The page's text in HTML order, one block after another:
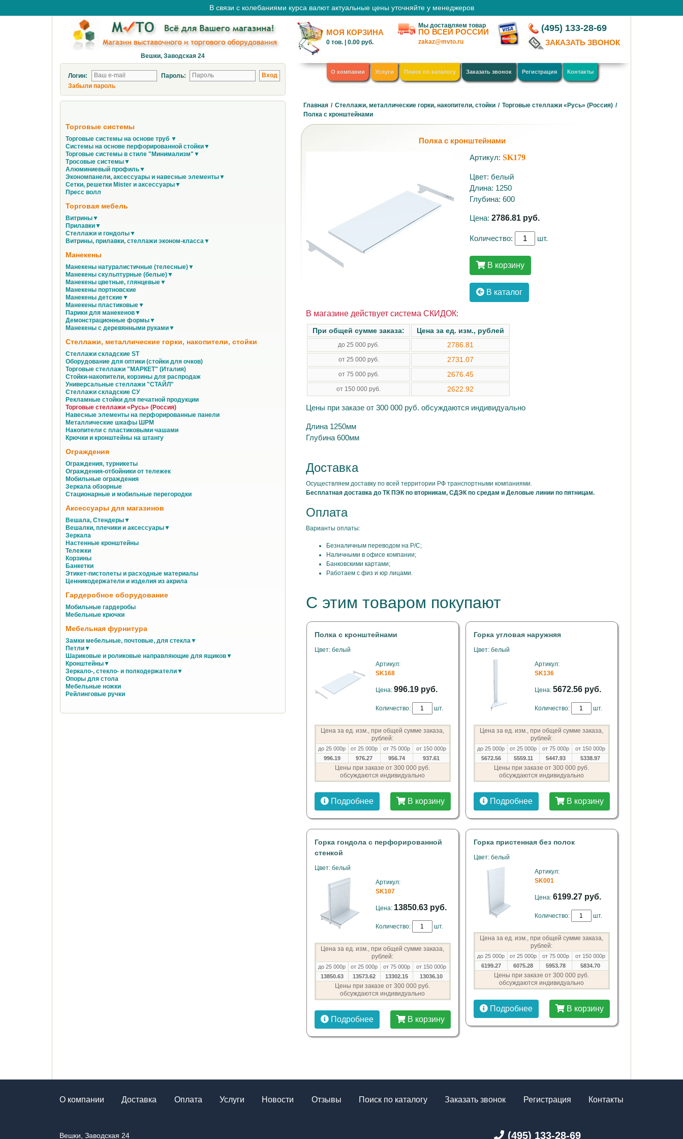
В связи с колебаниями курса валют актуальные цены уточняйте у менеджеров
Вешки, Заводская 24
МОЯ КОРЗИНА
0 тов. |0.00 руб.
Мы доставляем товар
ПО ВСЕЙ РОССИИ
zakaz@mvto.ru
(495) 133-28-69
ЗАКАЗАТЬ ЗВОНОК
Логин:
Пароль:
Забыли пароль
О компании Услуги Поиск по каталогу Заказать звонок Регистрация Контакты
Торговые системы
Торговые системы на основе труб ▼
Системы на основе перфорированной стойки▼
Торговые системы в стиле "Минимализм"▼
Тросовые системы▼
Алюминиевый профиль▼
Экономпанели, аксессуары и навесные элементы▼
Сетки, решетки Mister и аксессуары▼
Пресс волл
Торговая мебель
Витрины▼
Прилавки▼
Стеллажи и гондолы▼
Витрины, прилавки, стеллажи эконом-класса▼
Манекены
Манекены натуралистичные (телесные)▼
Манекены скульптурные (белые)▼
Манекены цветные, глянцевые▼
Манекены портновские
Манекены детские▼
Манекены пластиковые▼
Парики для манекенов▼
Демонстрационные формы▼
Манекены с деревянными руками▼
Стеллажи, металлические горки, накопители, стойки
Стеллажи складские ST
Оборудование для оптики (стойки для очков)
Торговые стеллажи "МАРКЕТ" (Италия)
Стойки-накопители, корзины для распродаж
Универсальные стеллажи "СТАЙЛ"
Стеллажи складские СУ
Рекламные стойки для печатной продукции
Торговые стеллажи «Русь» (Россия)
Навесные элементы на перфорированные панели
Металлические шкафы ШРМ
Накопители с пластиковыми чашами
Крючки и кронштейны на штангу
Ограждения
Ограждения, турникеты
Ограждения-отбойники от тележек
Мобильные ограждения
Зеркала обзорные
Стационарные и мобильные перегородки
Аксессуары для магазинов
Вешала, Стендеры▼
Вешалки, плечики и аксессуары▼
Зеркала
Настенные кронштейны
Тележки
Корзины
Банкетки
Этикет-пистолеты и расходные материалы
Ценникодержатели и изделия из акрила
Гардеробное оборудование
Мобильные гардеробы
Мебельные крючки
Мебельная фурнитура
Замки мебельные, почтовые, для стекла▼
Петли▼
Шариковые и роликовые направляющие для ящиков▼
Кронштейны▼
Зеркало-, стекло- и полкодержатели▼
Опоры для стола
Мебельные ножки
Рейлинговые ручки
Главная / Стеллажи, металлические горки, накопители, стойки / Торговые стеллажи «Русь» (Россия) /
Полка с кронштейнами
Полка с кронштейнами
Артикул:SK179
Цвет: белый
Длина: 1250
Глубина: 600
Цена:2786.81 руб.
Количество: шт.
В корзину
В каталог
В магазине действует система СКИДОК:
При общей сумме заказа: Цена за ед. изм., рублей
до 25 000 руб. 2786.81
от 25 000 руб. 2731.07
от 75 000 руб. 2676.45
от 150 000 руб. 2622.92
Цены при заказе от 300 000 руб. обсуждаются индивидуально
Длина 1250мм
Глубина 600мм
Доставка
Осуществляем доставку по всей территории РФ транспортными компаниями.
Бесплатная доставка до ТК ПЭК по вторникам, СДЭК по средам и Деловые линии по пятницам.
Оплата
Варианты оплаты:
Безналичным переводом на Р/С;
Наличными в офисе компании;
Банковскими картами;
Работаем с физ и юр лицами.
С этим товаром покупают
Полка с кронштейнами
Цвет: белый
Артикул:
SK168
Цена: 996.19 руб.
Количество: шт.
Цена за ед. изм., при общей сумме заказа,
рублей:
до 25 000р от 25 000р от 75 000р
от 150 000р
996.19
976.27 956.74 937.61
Цены при заказе от 300 000 руб.
обсуждаются индивидуально
Подробнее В корзину
Горка угловая наружняя
Цвет: белый
Артикул:
SK136
Цена: 5672.56 руб.
Количество: шт.
Цена за ед. изм., при общей сумме заказа,
рублей:
до 25 000р от 25 000р от 75 000р
от 150 000р
5672.56
5559.11 5447.93 5338.97
Цены при заказе от 300 000 руб.
обсуждаются индивидуально
Подробнее В корзину
Горка гондола с перфорированной
стенкой
Цвет: белый
Артикул:
SK107
Цена: 13850.63 руб.
Количество: шт.
Цена за ед. изм., при общей сумме заказа,
рублей:
до 25 000р от 25 000р от 75 000р
от 150 000р
13850.63
13573.62 13302.15 13036.10
Цены при заказе от 300 000 руб.
обсуждаются индивидуально
Подробнее В корзину
Горка пристенная без полок
Цвет: белый
Артикул:
SK001
Цена: 6199.27 руб.
Количество: шт.
Цена за ед. изм., при общей сумме заказа,
рублей:
до 25 000р от 25 000р от 75 000р
от 150 000р
6199.27
6075.28 5953.78 5834.70
Цены при заказе от 300 000 руб.
обсуждаются индивидуально
Подробнее В корзину
О компании Доставка Оплата Услуги Новости Отзывы Поиск по каталогу Заказать звонок Регистрация Контакты
Вешки, Заводская 24 (495) 133-28-69